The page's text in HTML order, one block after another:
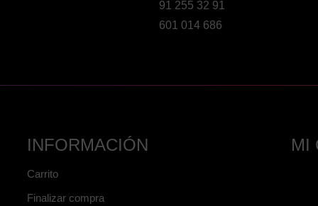
91 255 32 91
601 014 686
INFORMACIÓN
Carrito
Finalizar compra
MI